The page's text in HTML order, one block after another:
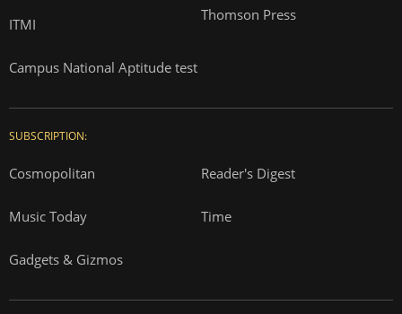
ITMI
Campus National Aptitude test
Thomson Press
SUBSCRIPTION:
Cosmopolitan Reader's Digest
Music Today Time
Gadgets & Gizmos